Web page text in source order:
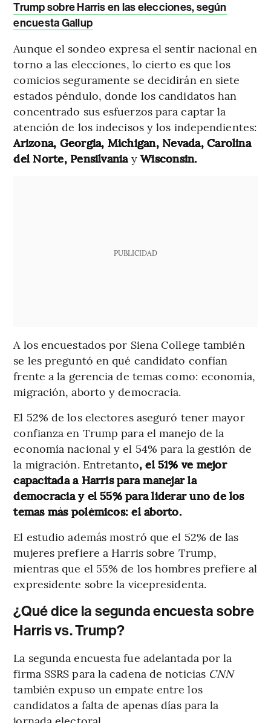
Trump sobre Harris en las elecciones, según
encuesta Gallup
Aunque el sondeo expresa el sentir nacional en
torno a las elecciones, lo cierto es que los
comicios seguramente se decidirán en siete
estados péndulo, donde los candidatos han
concentrado sus esfuerzos para captar la
atención de los indecisos y los independientes:
Arizona, Georgia, Michigan, Nevada, Carolina
del Norte, PensilvaniayWisconsin.
PUBLICIDAD
A los encuestados por Siena College también
se les preguntó en qué candidato confían
frente a la gerencia de temas como: economía,
migración, aborto y democracia.
El 52% de los electores aseguró tener mayor
confianza en Trump para el manejo de la
economía nacional y el 54% para la gestión de
la migración. Entretanto, el 51% ve mejor
capacitada a Harris para manejar la
democracia y el 55% para liderar uno de los
temas más polémicos: el aborto.
El estudio además mostró que el 52% de las
mujeres prefiere a Harris sobre Trump,
mientras que el 55% de los hombres prefiere al
expresidente sobre la vicepresidenta.
¿Qué dice la segunda encuesta sobre
Harris vs. Trump?
La segunda encuesta fue adelantada por la
firma SSRS para la cadena de noticias CNN
también expuso un empate entre los
candidatos a falta de apenas días para la